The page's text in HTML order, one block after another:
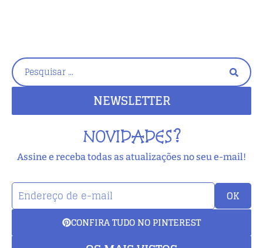
NEWSLETTER
NOVIDADES?
Assine e receba todas as atualizações no seu e-mail!
OK
CONFIRA TUDO NO PINTEREST